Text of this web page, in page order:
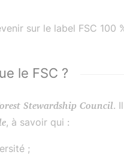
sur le label FSC 100
le FSC ?
Stewardship Council.
, à savoir qui :
;